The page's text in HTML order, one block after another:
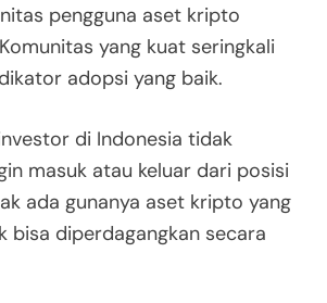
pengguna aset kripto
yang kuat seringkali
adopsi yang baik.
di Indonesia tidak
masuk atau keluar dari posisi
ada gunanya aset kripto yang
bisa diperdagangkan secara